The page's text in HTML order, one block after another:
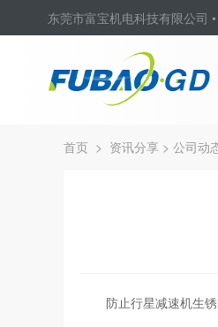
东莞市富宝机电科技有限公司
首页 > 资讯分享 > 公司动
防止行星减速机生锈